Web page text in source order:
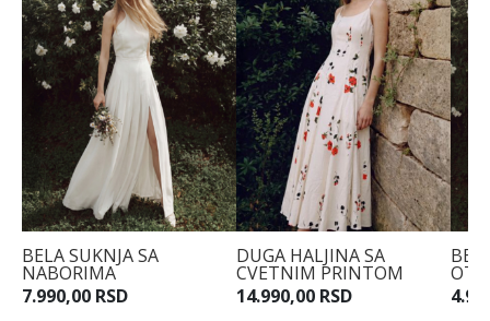
BELA SUKNJA SA
NABORIMA
7.990,00 RSD
DUGA HALJINA SA
CVETNIM PRINTOM
14.990,00 RSD